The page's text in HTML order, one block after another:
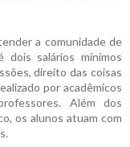
a comunidade de
dois salários mínimos
direito das coisas
por acadêmicos
Além dos
os alunos atuam com